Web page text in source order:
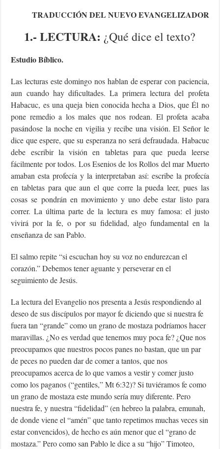
TRADUCCIÓN DEL NUEVO EVANGELIZADOR
1.- LECTURA: ¿Qué dice el texto?
Estudio Bíblico.
Las lecturas este domingo nos hablan de esperar con paciencia,
aun cuando hay dificultades. La primera lectura del profeta
Habacuc, es una queja bien conocida hecha a Dios, que Él no
pone remedio a los males que nos rodean. El profeta acaba
pasándose la noche en vigilia y recibe una visión. El Señor le
dice que espere, que su esperanza no será defraudada. Habacuc
debe escribir la visión en tabletas para que pueda leerse
fácilmente por todos. Los Esenios de los Rollos del mar Muerto
amaban esta profecía y la interpretaban así: escribe la profecía
en tabletas para que aun el que corre la pueda leer, pues las
cosas se pondrán en movimiento y uno debe estar listo para
correr. La última parte de la lectura es muy famosa: el justo
vivirá por la fe, o por su fidelidad, algo fundamental en la
enseñanza de san Pablo.
El salmo repite “si escuchan hoy su voz no endurezcan el
corazón.” Debemos tener aguante y perseverar en el
seguimiento de Jesús.
La lectura del Evangelio nos presenta a Jesús respondiendo al
deseo de sus discípulos por mayor fe diciendo que si nuestra fe
fuera tan “grande” como un grano de mostaza podríamos hacer
maravillas. ¿No es verdad que tenemos muy poca fe? ¿Que nos
preocupamos que nuestros pocos panes no bastan, que un par
de peces no pueden dar de comer a tantos, que nos
preocupamos acerca de lo que vamos a vestir y comer justo
como los paganos (“gentiles,” Mt 6:32)? Si tuviéramos fe como
un grano de mostaza este mundo sería muy diferente. Pero
nuestra fe, y nuestra “fidelidad” (en hebreo la palabra, emunah,
de donde viene el “amén” que tanto repetimos muchas veces sin
estar convencidos), de hecho es aún menor que el “grano de
mostaza.” Pero como san Pablo le dice a su “hijo” Timoteo,